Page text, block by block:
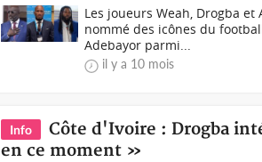
Les joueurs Weah, Drogba
nommé des icônes du
Adebayor parmi...
il y a 10 mois
Info
Côte d'Ivoire : Drogba
en ce moment »